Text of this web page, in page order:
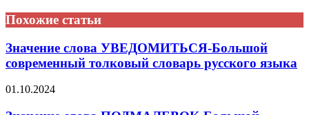
Похожие статьи
Значение слова УВЕДОМИТЬСЯ-Большой
современный толковый словарь русского языка
01.10.2024